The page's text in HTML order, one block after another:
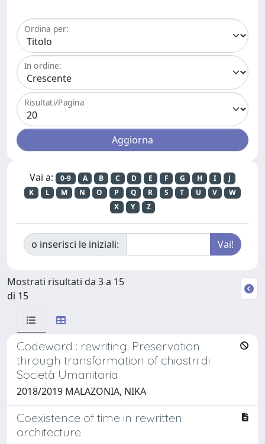
Ordina per:
In ordine:
Risultati/Pagina
Vai a: 0-9 A B C D E F G H I
J
K
L M N O P Q R S T U V
W
X
Y Z
o inserisci le iniziali:
Mostrati risultati da 3 a 15
di 15
Codeword : rewriting. Preservation
through transformation of chiostri di
Società Umanitaria
2018/2019 MALAZONIA, NIKA
Coexistence of time in rewritten
architecture